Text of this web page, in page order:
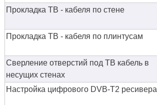
Прокладка ТВ - кабеля по стене
Прокладка ТВ - кабеля по плинтусам
Сверление отверстий под ТВ кабель в
несущих стенах
Настройка цифрового DVB-T2 ресивера